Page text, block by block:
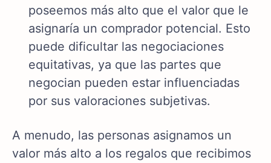
poseemos más alto que el valor que le
asignaría un comprador potencial. Esto
puede dificultar las negociaciones
equitativas, ya que las partes que
negocian pueden estar influenciadas
por sus valoraciones subjetivas.
A menudo, las personas asignamos un
valor más alto a los regalos que recibimos